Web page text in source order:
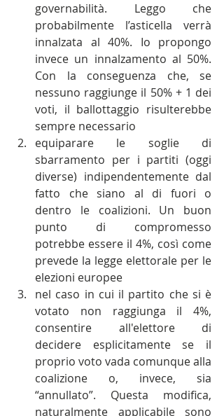
governabilità. Leggo che
probabilmente l’asticella verrà
innalzata al 40%. Io propongo
invece un innalzamento al 50%.
Con la conseguenza che, se
nessuno raggiunge il 50% + 1 dei
voti, il ballottaggio risulterebbe
sempre necessario
equiparare le soglie di
sbarramento per i partiti (oggi
diverse) indipendentemente dal
fatto che siano al di fuori o
dentro le coalizioni. Un buon
punto di compromesso
potrebbe essere il 4%, così come
prevede la legge elettorale per le
elezioni europee
nel caso in cui il partito che si è
votato non raggiunga il 4%,
consentire all'elettore di
decidere esplicitamente se il
proprio voto vada comunque alla
coalizione o, invece, sia
“annullato”. Questa modifica,
naturalmente applicabile sono